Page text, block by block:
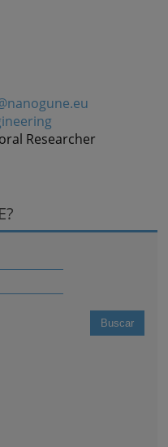
Researcher